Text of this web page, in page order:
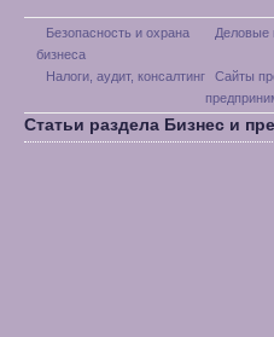
Безопасность и охрана
бизнеса
Деловые
Налоги, аудит, консалтинг
Сайты
Статьи раздела Бизнес и